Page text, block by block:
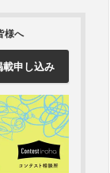
様へ
載申し込み